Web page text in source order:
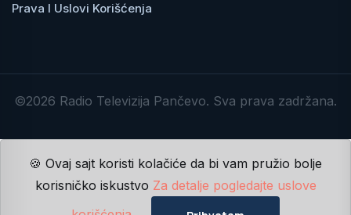
Prava I Uslovi Korišćenja
©2026 Radio Televizija Pančevo. Sva prava zadržana.
🍪 Ovaj sajt koristi kolačiće da bi vam pružio bolje
korisničko iskustvo Za detalje pogledajte uslove